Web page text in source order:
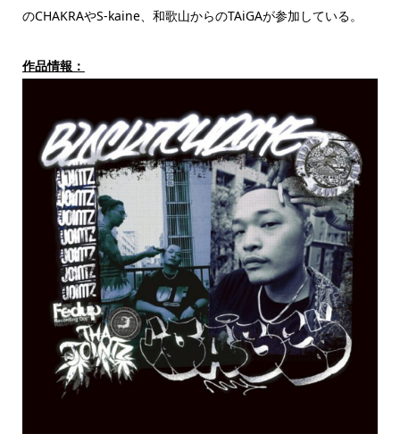
のCHAKRAやS-kaine、和歌山からのTAiGAが参加している。
作品情報：